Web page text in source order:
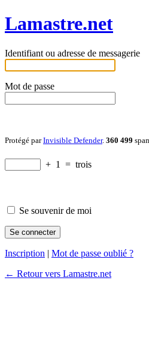
Lamastre.net
Identifiant ou adresse de messagerie
Mot de passe
Protégé parInvisible Defender. 360 499
+ 1 = trois
Se souvenir de moi
Inscription | Mot de passe oublié ?
← Retour vers Lamastre.net